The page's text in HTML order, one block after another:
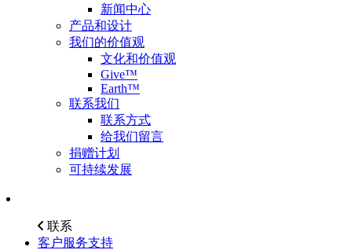
新闻中心
产品和设计
我们的价值观
文化和价值观
Give™
Earth™
联系我们
联系方式
给我们留言
捐赠计划
可持续发展
联系
客户服务支持